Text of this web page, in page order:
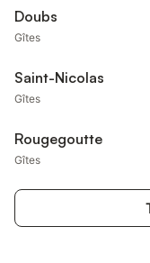
Doubs
Gîtes
Saint-Nicolas
Gîtes
Rougegoutte
Gîtes